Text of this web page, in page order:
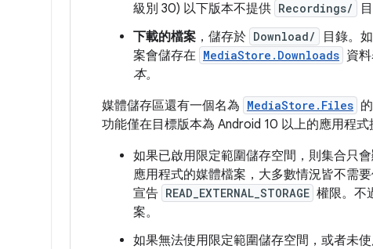
級別 30) 以下版本不提供 Recordings/
下載的檔案 ，儲存於 Download/
目錄。
案會儲存在 MediaStore.Downloads 資料
本。
媒體儲存區還有一個名為 MediaStore.Files
功能僅在目標版本為 Android 10 以上的應用程式
如果已啟用限定範圍儲存空間，則集合只
應用程式的媒體檔案，大多數情況皆不需
宣告 READ_EXTERNAL_STORAGE 權限。不
案。
如果無法使用限定範圍儲存空間，或者未